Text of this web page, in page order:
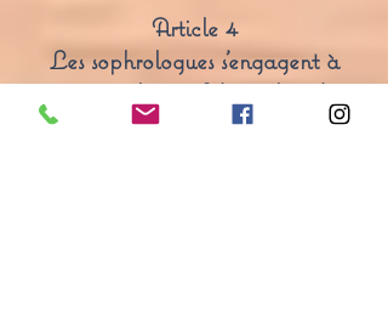
Article 4
Les sophrologues s’engagent à
respecter la confidentialité des
informations collectées durant